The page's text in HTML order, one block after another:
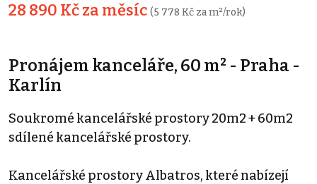
28 890 Kč za měsíc (5 778 Kč za m²/rok)
Pronájem kanceláře, 60 m² - Praha -
Karlín
Soukromé kancelářské prostory 20m2 + 60m2
sdílené kancelářské prostory.
Kancelářské prostory Albatros, které nabízejí